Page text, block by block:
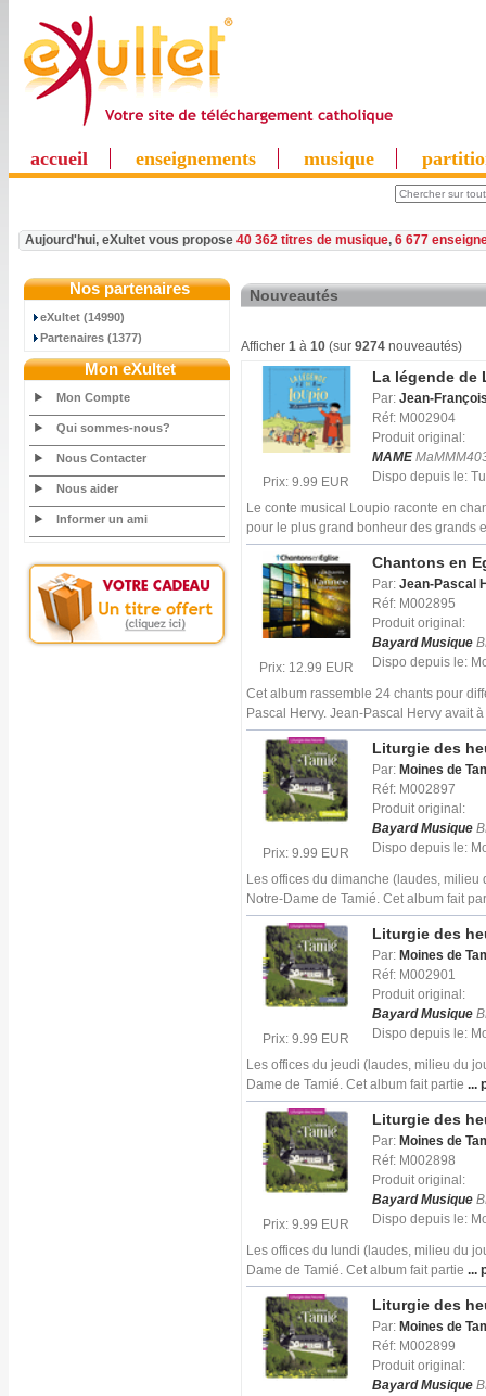
accueil enseignements musique
Aujourd'hui, eXultet vous propose 40 362 titres de musique, 6 677
Nos partenaires
eXultet (14990)
Partenaires (1377)
Mon eXultet
Mon Compte
Qui sommes-nous?
Nous Contacter
Nous aider
Informer un ami
Nouveautés
Afficher 1 à 10 (sur 9274 nouveautés)
Prix: 9.99 EUR
La légende de
Par: Jean-
Réf: M002904
Produit original:
MAME
Dispo depuis le:
Le conte musical Loupio raconte en
pour le plus grand bonheur des grands
Prix: 12.99 EUR
Chantons en
Par: Jean-Pascal
Réf: M002895
Produit original:
Bayard Musique
Dispo depuis le:
Cet album rassemble 24 chants pour
Pascal Hervy. Jean-Pascal Hervy avait à
Prix: 9.99 EUR
Liturgie des
Par: Moines de
Réf: M002897
Produit original:
Bayard Musique
Dispo depuis le:
Les offices du dimanche (laudes,
Notre-Dame de Tamié. Cet album fait
Prix: 9.99 EUR
Liturgie des
Par: Moines de
Réf: M002901
Produit original:
Bayard Musique
Dispo depuis le:
Les offices du jeudi (laudes, milieu du
Dame de Tamié. Cet album fait partie ...
Prix: 9.99 EUR
Liturgie des
Par: Moines de
Réf: M002898
Produit original:
Bayard Musique
Dispo depuis le:
Les offices du lundi (laudes, milieu du
Dame de Tamié. Cet album fait partie ...
Liturgie des
Par: Moines de
Réf: M002899
Produit original:
Bayard Musique